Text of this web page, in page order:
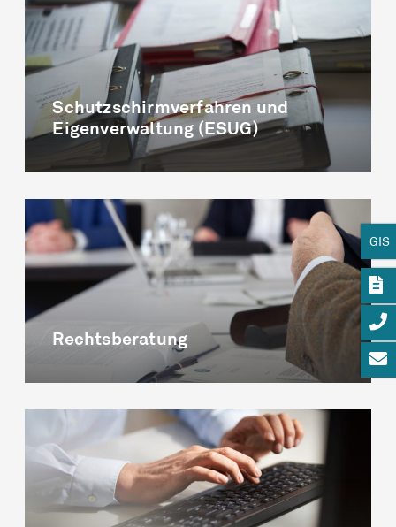
Schutzschirm­verfahren und
Eigen­verwaltung (ESUG)
Rechtsberatung
GIS